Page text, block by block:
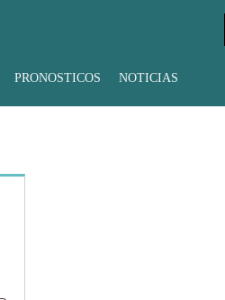
PRONOSTICOS NOTICIAS